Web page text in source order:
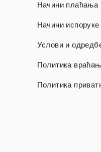
Начини плаћања
Начини испоруке
Услови и
Политика
Политика